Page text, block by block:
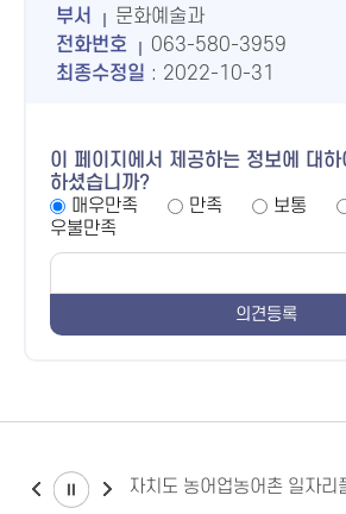
부서
문화예술과
전화번호
063-580-3959
최종수정일 : 2022-10-31
이 페이지에서 제공하는 정보에 대
하셨습니까?
매우만족
만족 보통
우불만족
전북특별자치도 농어업농어촌 일자리